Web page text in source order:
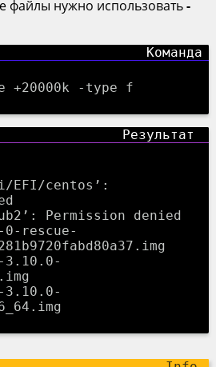
файлы нужно использовать-
-type f
centos’:
Permission denied
rescue-